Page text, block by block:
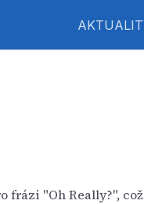
"Oh Really?",